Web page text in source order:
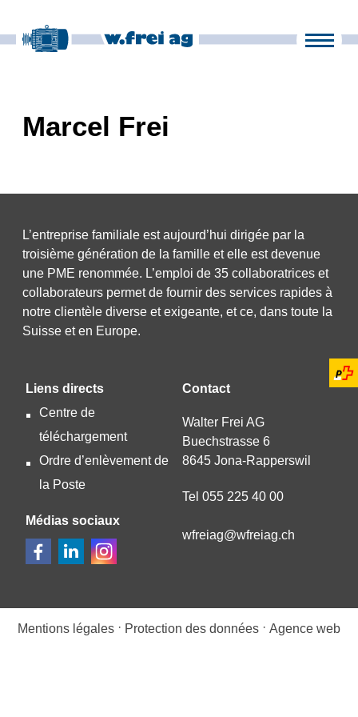
Actualités
Marcel Frei
L’entreprise familiale est aujourd’hui dirigée par la
troisième génération de la famille et elle est devenue
une PME renommée. L’emploi de 35 collaboratrices et
collaborateurs permet de fournir des services rapides à
notre clientèle diverse et exigeante, et ce, dans toute la
Suisse et en Europe.
Liens directs
Centre de
téléchargement
Ordre d’enlèvement de
la Poste
Médias sociaux
Contact
Walter Frei AG
Buechstrasse 6
8645 Jona-Rapperswil
Tel 055 225 40 00
wfr g wfr g ch
Mentions légales · Protection des données · Agence web